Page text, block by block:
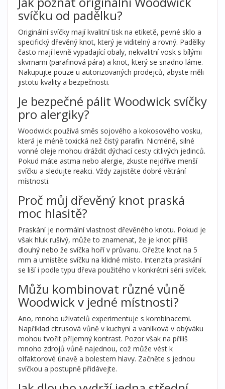
svíčku od padělku?
Originální svíčky mají kvalitní tisk na etiketě, pevné sklo a
specifický dřevěný knot, který je viditelný a rovný. Padělky
často mají levně vypadající obaly, nekvalitní vosk s bílými
skvrnami (parafinová pára) a knot, který se snadno láme.
Nakupujte pouze u autorizovaných prodejců, abyste měli
jistotu kvality a bezpečnosti.
Je bezpečné pálit Woodwick svíčky
pro alergiky?
Woodwick používá směs sojového a kokosového vosku,
která je méně toxická než čistý parafin. Nicméně, silné
vonné oleje mohou dráždit dýchací cesty citlivých jedinců.
Pokud máte astma nebo alergie, zkuste nejdříve menší
svíčku a sledujte reakci. Vždy zajistěte dobré větrání
místnosti.
Proč můj dřevěný knot praská
moc hlasitě?
Praskání je normální vlastnost dřevěného knotu. Pokud je
však hluk rušivý, může to znamenat, že je knot příliš
dlouhý nebo že svíčka hoří v průvanu. Ořežte knot na 5
mm a umístěte svíčku na klidné místo. Intenzita praskání
se liší i podle typu dřeva použitého v konkrétní sérii svíček.
Můžu kombinovat různé vůně
Woodwick v jedné místnosti?
Ano, mnoho uživatelů experimentuje s kombinacemi.
Například citrusová vůně v kuchyni a vanilková v obýváku
mohou tvořit příjemný kontrast. Pozor však na příliš
mnoho zdrojů vůně najednou, což může vést k
olfaktorové únavě a bolestem hlavy. Začněte s jednou
svíčkou a postupně přidávejte.